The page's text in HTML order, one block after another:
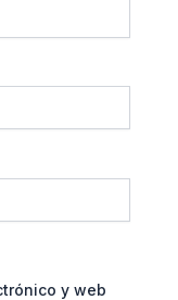
y web